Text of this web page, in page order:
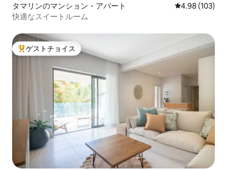
タマリンのマンション・アパート レビュー103
4.98 (103)
快適なスイートルーム
大好評のゲストチョイスです。
ゲストチョイス